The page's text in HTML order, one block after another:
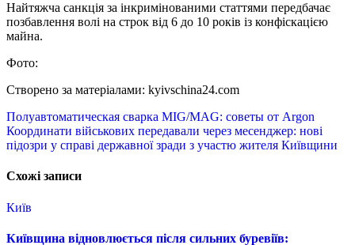
Найтяжча санкція за інкримінованими статтями передбачає
позбавлення волі на строк від 6 до 10 років із конфіскацією
майна.
Фото:
Створено за матеріалами: kyivschina24.com
Навігація
записів
Полуавтоматическая сварка MIG/MAG: советы от Аrgon
Координати військових передавали через месенджер: нові
підозри у справі державної зради з участю жителя Київщини
Схожі записи
Київ
Київщина відновлюється після сильних буревіїв: